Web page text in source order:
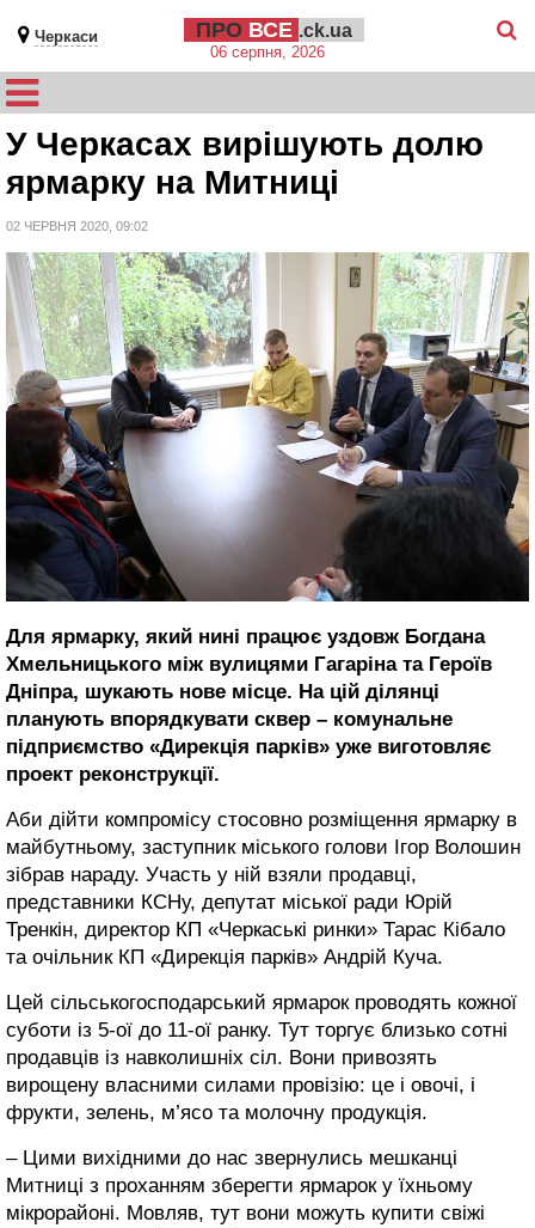
Черкаси ПРО ВСЕ .ck.ua
06 серпня, 2026
У Черкасах вирішують долю
ярмарку на Митниці
02 ЧЕРВНЯ 2020, 09:02
Для ярмарку, який нині працює уздовж Богдана
Хмельницького між вулицями Гагаріна та Героїв
Дніпра, шукають нове місце. На цій ділянці
планують впорядкувати сквер – комунальне
підприємство «Дирекція парків» уже виготовляє
проект реконструкції.
Аби дійти компромісу стосовно розміщення ярмарку в
майбутньому, заступник міського голови Ігор Волошин
зібрав нараду. Участь у ній взяли продавці,
представники КСНу, депутат міської ради Юрій
Тренкін, директор КП «Черкаські ринки» Тарас Кібало
та очільник КП «Дирекція парків» Андрій Куча.
Цей сільськогосподарський ярмарок проводять кожної
суботи із 5-ої до 11-ої ранку. Тут торгує близько сотні
продавців із навколишніх сіл. Вони привозять
вирощену власними силами провізію: це і овочі, і
фрукти, зелень, м’ясо та молочну продукція.
– Цими вихідними до нас звернулись мешканці
Митниці з проханням зберегти ярмарок у їхньому
мікрорайоні. Мовляв, тут вони можуть купити свіжі